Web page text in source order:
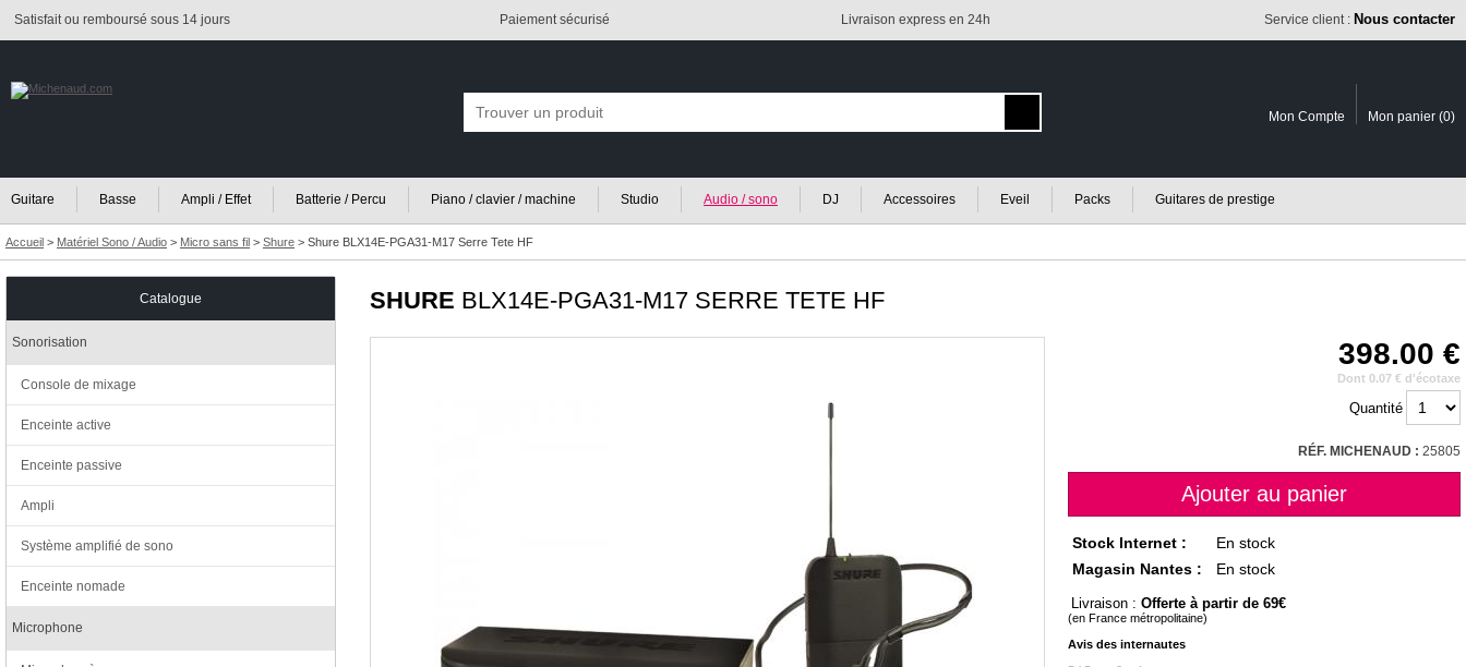
Satisfait ou remboursé sous 14 jours Paiement sécurisé Livraison express en 24h Service client : Nous contacter
Mon Compte Mon panier (0)
Guitare Basse Ampli / Effet Batterie / Percu Piano / clavier / machine Studio Audio / sono DJ Accessoires Eveil Packs Guitares de prestige
Accueil > Matériel Sono / Audio > Micro sans fil > Shure > Shure BLX14E-PGA31-M17 Serre Tete HF
SHURE BLX14E-PGA31-M17 SERRE TETE HF
398.00
Dont 0.07 € d'écotaxe
Quantité
RÉF. MICHENAUD : 25805
Stock Internet :
En stock
Magasin Nantes :
En stock
Livraison : Offerte à partir de 69
(en France métropolitaine)
Avis des internautes
Catalogue
Sonorisation
Console de mixage
Enceinte active
Enceinte passive
Ampli
Système amplifié de sono
Enceinte nomade
Microphone